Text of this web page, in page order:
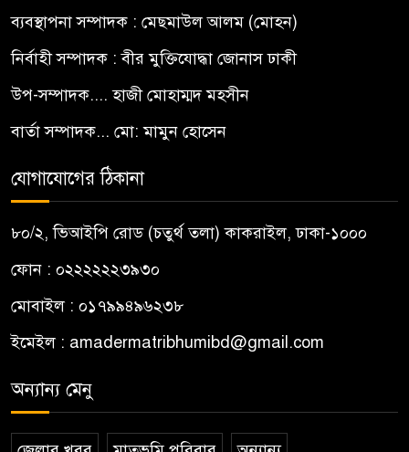
ব্যবস্থাপনা সম্পাদক : মেছমাউল আলম (মোহন)
নির্বাহী সম্পাদক : বীর মুক্তিযোদ্ধা জোনাস ঢাকী
উপ-সম্পাদক.... হাজী মোহাম্মদ মহসীন
বার্তা সম্পাদক... মো: মামুন হোসেন
যোগাযোগের ঠিকানা
৮০/২, ভিআইপি রোড (চতুর্থ তলা) কাকরাইল, ঢাকা-১০০০
ফোন : ০২২২২২২৩৯৩০
মোবাইল : ০১৭৯৯৪৯৬২৩৮
ইমেইল : amadermatribhumibd@gmail.com
অন্যান্য মেনু